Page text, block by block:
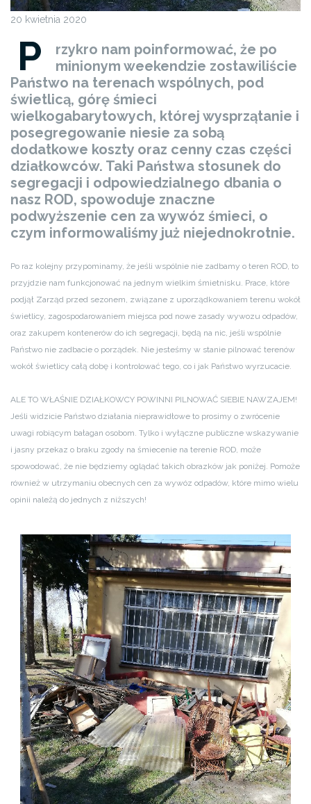
20 kwietnia 2020
P
rzykro nam poinformować, że po
minionym weekendzie zostawiliście
Państwo na terenach wspólnych, pod
świetlicą, górę śmieci
wielkogabarytowych, której wysprzątanie i
posegregowanie niesie za sobą
dodatkowe koszty oraz cenny czas części
działkowców. Taki Państwa stosunek do
segregacji i odpowiedzialnego dbania o
nasz ROD, spowoduje znaczne
podwyższenie cen za wywóz śmieci, o
czym informowaliśmy już niejednokrotnie.
Po raz kolejny przypominamy, że jeśli wspólnie nie zadbamy o teren ROD, to
przyjdzie nam funkcjonować na jednym wielkim śmietnisku. Prace, które
podjął Zarząd przed sezonem, związane z uporządkowaniem terenu wokół
świetlicy, zagospodarowaniem miejsca pod nowe zasady wywozu odpadów,
oraz zakupem kontenerów do ich segregacji, będą na nic, jeśli wspólnie
Państwo nie zadbacie o porządek. Nie jesteśmy w stanie pilnować terenów
wokół świetlicy całą dobę i kontrolować tego, co i jak Państwo wyrzucacie.
ALE TO WŁAŚNIE DZIAŁKOWCY POWINNI PILNOWAĆ SIEBIE NAWZAJEM!
Jeśli widzicie Państwo działania nieprawidłowe to prosimy o zwrócenie
uwagi robiącym bałagan osobom. Tylko i wyłączne publiczne wskazywanie
i jasny przekaz o braku zgody na śmiecenie na terenie ROD, może
spowodować, że nie będziemy oglądać takich obrazków jak poniżej. Pomoże
również w utrzymaniu obecnych cen za wywóz odpadów, które mimo wielu
opinii należą do jednych z niższych!